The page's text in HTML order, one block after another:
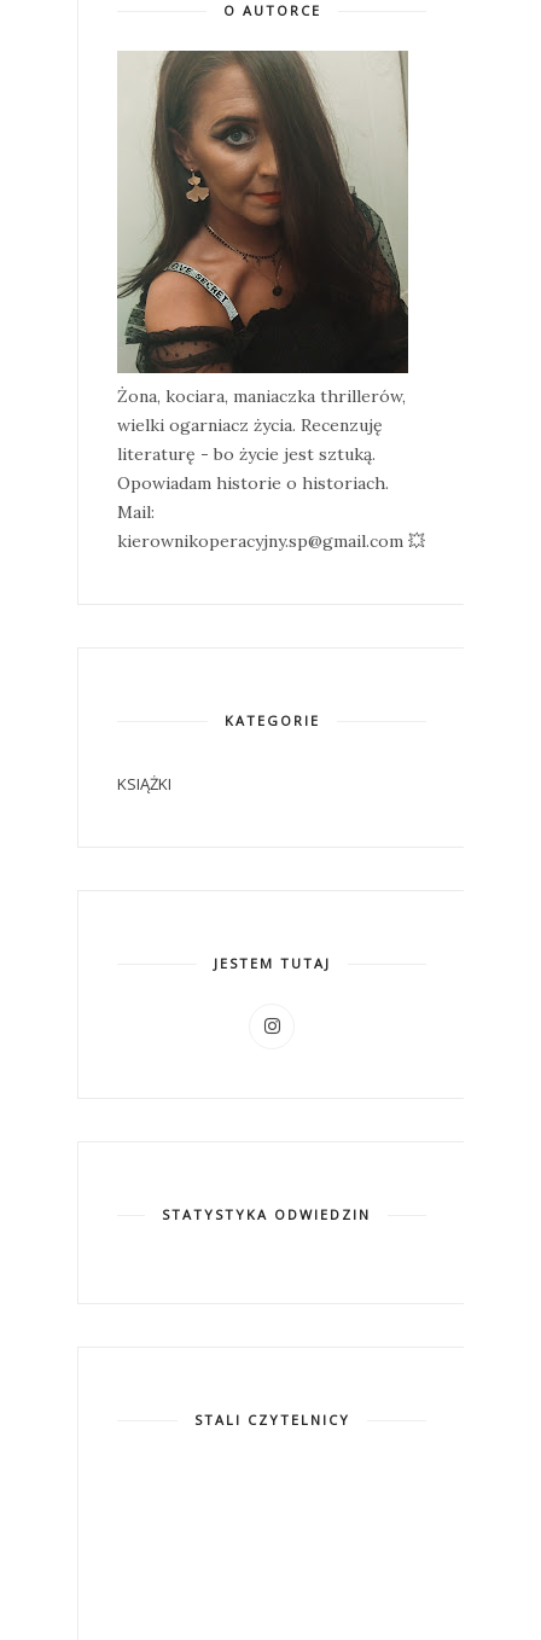
O AUTORCE
Żona, kociara, maniaczka thrillerów,
wielki ogarniacz życia. Recenzuję
literaturę - bo życie jest sztuką.
Opowiadam historie o historiach.
Mail:
kierownikoperacyjny.sp@gmail.com 💥
KATEGORIE
KSIĄŻKI
JESTEM TUTAJ
STATYSTYKA ODWIEDZIN
STALI CZYTELNICY